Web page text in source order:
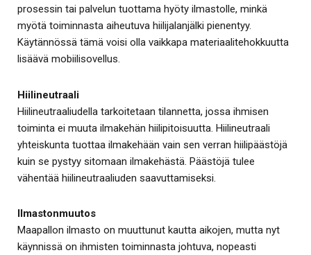
prosessin tai palvelun tuottama hyöty ilmastolle, minkä
myötä toiminnasta aiheutuva hiilijalanjälki pienentyy.
Käytännössä tämä voisi olla vaikkapa materiaalitehokkuutta
lisäävä mobiilisovellus.
Hiilineutraali
Hiilineutraaliudella tarkoitetaan tilannetta, jossa ihmisen
toiminta ei muuta ilmakehän hiilipitoisuutta. Hiilineutraali
yhteiskunta tuottaa ilmakehään vain sen verran hiilipäästöjä
kuin se pystyy sitomaan ilmakehästä. Päästöjä tulee
vähentää hiilineutraaliuden saavuttamiseksi.
Ilmastonmuutos
Maapallon ilmasto on muuttunut kautta aikojen, mutta nyt
käynnissä on ihmisten toiminnasta johtuva, nopeasti